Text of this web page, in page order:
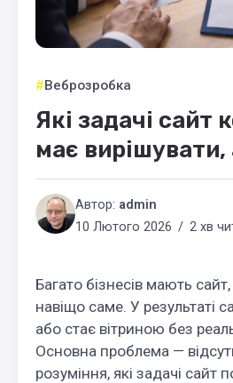
Веброзробка
Які задачі сайт
має вирішувати,
Автор: admin
10 Лютого 2026
2 хв
Багато бізнесів мають
навіщо саме. У результаті
або стає вітриною без
Основна проблема —
розуміння, які задачі сайт